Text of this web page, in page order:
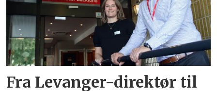
Fra Levanger-direktør til